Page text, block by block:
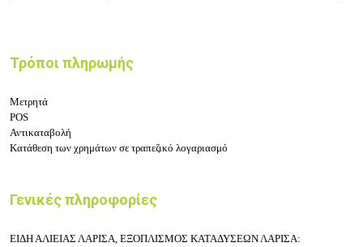
Τρόποι πληρωμής
Μετρητά
POS
Αντικαταβολή
Κατάθεση των χρημάτων σε τραπεζικό λογαριασμό
Γενικές πληροφορίες
ΕΙΔΗ ΑΛΙΕΙΑΣ ΛΑΡΙΣΑ, ΕΞΟΠΛΙΣΜΟΣ ΚΑΤΑΔΥΣΕΩΝ ΛΑΡΙΣΑ: